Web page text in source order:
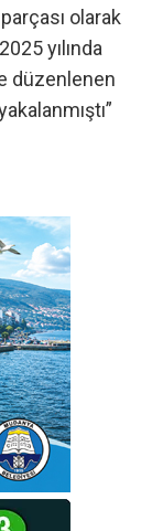
olarak
yılında
düzenlenen